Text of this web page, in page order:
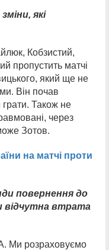
які
Кобзистий,
пропустить матчі
який ще не
Він почав
Також не
через
Зотов.
на матчі проти
повернення до
відчутна втрата
Ми розраховуємо